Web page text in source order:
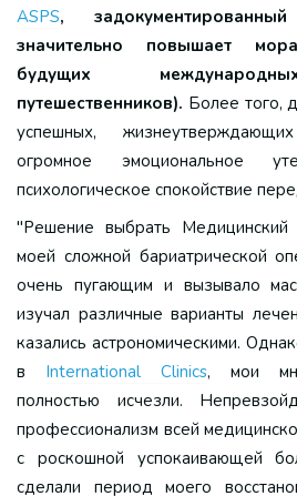
ASPS,
значительно повышает
будущих
путешественников). Более того,
успешных,
огромное эмоциональное
психологическое спокойствие
"Решение выбрать
моей сложной бариатрической
очень пугающим и вызывало
изучал различные варианты
казались астрономическими.
в International Clinics, мои
полностью исчезли.
профессионализм всей
с роскошной успокаивающей
сделали период моего